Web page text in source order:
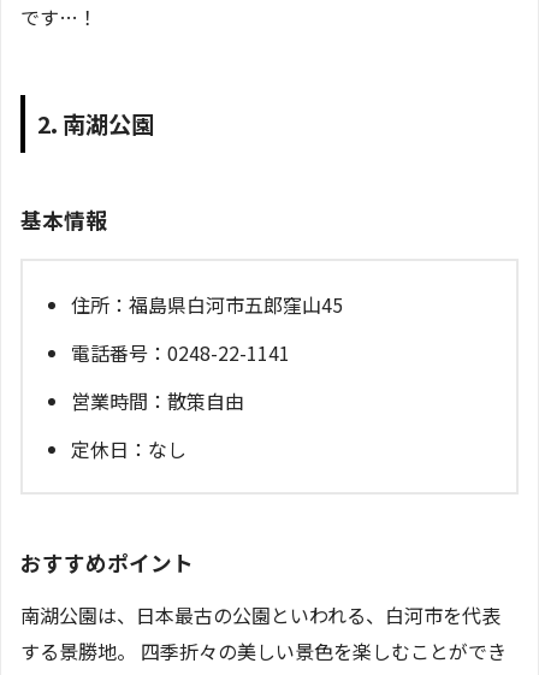
です…！
2. 南湖公園
基本情報
住所：福島県白河市五郎窪山45
電話番号：0248-22-1141
営業時間：散策自由
定休日：なし
おすすめポイント
南湖公園は、日本最古の公園といわれる、白河市を代表
する景勝地。 四季折々の美しい景色を楽しむことができ